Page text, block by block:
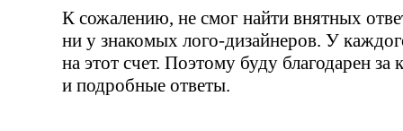
К сожалению, не смог найти внятных
ни у знакомых лого-дизайнеров. У
на этот счет. Поэтому буду благодарен за
и подробные ответы.